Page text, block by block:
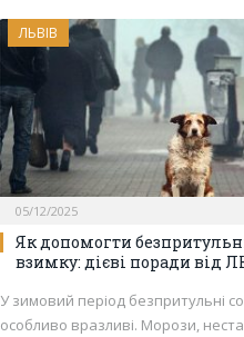
ЛЬВІВ
05/12/2025
Як допомогти
взимку: дієві поради від
У зимовий період безпритульні
особливо вразливі. Морози,